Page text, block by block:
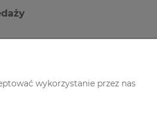
wykorzystanie przez nas